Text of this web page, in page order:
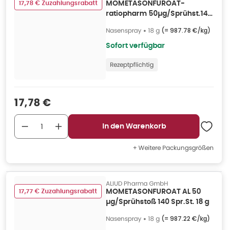
17,78 € Zuzahlungsrabatt
MOMETASONFUROAT-
ratiopharm 50µg/Sprühst.140
Nasenspray • 18 g (= 987.78 €/kg)
Sofort verfügbar
Rezeptpflichtig
Verkaufspreis
17,78 €
In den Warenkorb
+ Weitere Packungsgrößen
17,77 € Zuzahlungsrabatt
ALIUD Pharma GmbH
MOMETASONFUROAT AL 50
µg/Sprühstoß 140 Spr.St. 18 g
Nasenspray • 18 g (= 987.22 €/kg)